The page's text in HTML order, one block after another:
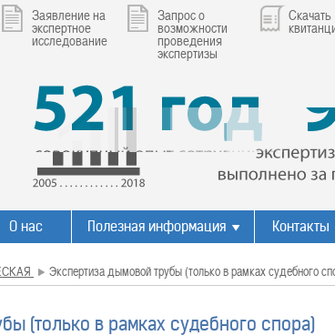
Заявление на
экспертное
исследование
Запрос о
возможности
проведения
экспертизы
Скачать
О нас Полезная информация Контакты
Экспертиза дымовой трубы (только в рамках судебного
(только в рамках судебного спора)